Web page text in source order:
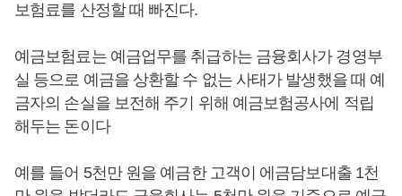
보험료를 산정할 때 빠진다.
예금보험료는 예금업무를 취급하는 금융회사가 경영부
실 등으로 예금을 상환할 수 없는 사태가 발생했을 때 예
금자의 손실을 보전해 주기 위해 예금보험공사에 적립
해두는 돈이다
예를 들어 5천만 원을 예금한 고객이 에금담보대출 1천